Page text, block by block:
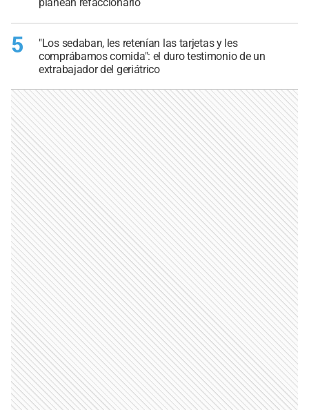
planean refaccionarlo
5
"Los sedaban, les retenían las tarjetas y les
comprábamos comida": el duro testimonio de un
extrabajador del geriátrico